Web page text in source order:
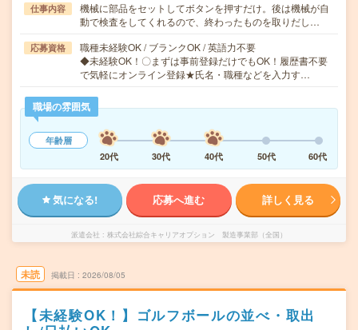
仕事内容
機械に部品をセットしてボタンを押すだけ。後は機械が自
動で検査をしてくれるので、終わったものを取りだし…
応募資格
職種未経験OK / ブランクOK / 英語力不要
◆未経験OK！〇まずは事前登録だけでもOK！履歴書不要
で気軽にオンライン登録★氏名・職種などを入力す…
職場の雰囲気
年齢層
20代
30代 40代 50代 60代
気になる! 応募へ進む 詳しく見る
派遣会社 株式会社綜合キャリアオプション 製造事業部（全国）
未読 掲載日 2026/08/05
【未経験OK！】ゴルフボールの並べ・取出